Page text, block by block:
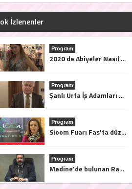
İzlenenler
Program
2020 de Abiyeler Nasıl Olacak?
Program
Şanlı Urfa İş Adamları Derneği Başkanı Sami Çiriş Finans Türk Tv'ye açıklamalarda bulundu.
Program
Sioom Fuarı Fas'ta düzenleniyor. Afrika'ya açılma fırsatları bu fuarda..28/31 2019 Mart tarihleri arasında Tanja'da
Program
Medine'de bulunan Rama el Medine Hotel Nasıl?